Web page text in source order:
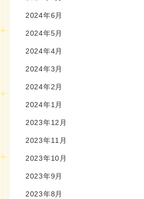
2024年6月
2024年5月
2024年4月
2024年3月
2024年2月
2024年1月
2023年12月
2023年11月
2023年10月
2023年9月
2023年8月